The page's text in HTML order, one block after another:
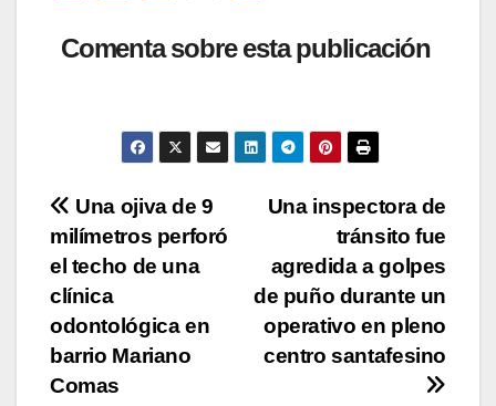
at c
b
o
o
k
tt
p
Li
n
m
ar
tir
Comenta sobre esta publicación
Navegación
de
entradas
Una inspectora de
tránsito fue
agredida a golpes
de puño durante un
operativo en pleno
centro santafesino
Una ojiva de 9
milímetros perforó
el techo de una
clínica
odontológica en
barrio Mariano
Comas